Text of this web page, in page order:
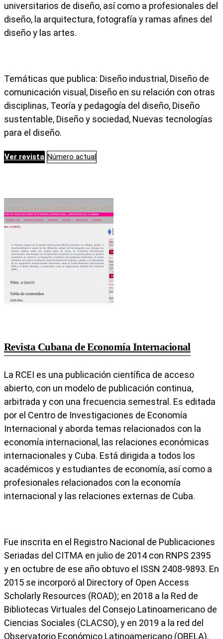
universitarios de diseño, así como a profesionales del
diseño, la arquitectura, fotografía y ramas afines del
diseño y las artes.
Temáticas que publica: Diseño industrial, Diseño de
comunicación visual, Diseño en su relación con otras
disciplinas, Teoría y pedagogía del diseño, Diseño
sustentable, Diseño y sociedad, Nuevas tecnologías
para el diseño.
Ver revista Número actual
Revista Cubana de Economía Internacional
La RCEI es una publicación científica de acceso
abierto, con un modelo de publicación continua,
arbitrada y con una frecuencia semestral. Es editada
por el Centro de Investigaciones de Economía
Internacional y aborda temas relacionados con la
economía internacional, las relaciones económicas
internacionales y Cuba. Está dirigida a todos los
académicos y estudiantes de economía, así como a
profesionales relacionados con la economía
internacional y las relaciones externas de Cuba.
Fue inscrita en el Registro Nacional de Publicaciones
Seriadas del CITMA en julio de 2014 con RNPS 2395
y en octubre de ese año obtuvo el ISSN 2408-9893. En
2015 se incorporó al Directory of Open Access
Scholarly Resources (ROAD); en 2018 a la Red de
Bibliotecas Virtuales del Consejo Latinoamericano de
Ciencias Sociales (CLACSO), y en 2019 a la red del
Observatorio Económico Latinoamericano (OBELA).